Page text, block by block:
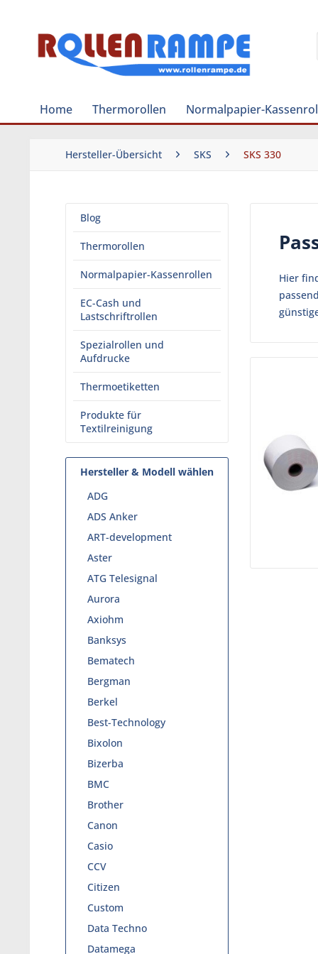
Home Thermorollen Normalpapier-
Hersteller-Übersicht SKS SKS 330
Blog
Thermorollen
Normalpapier-Kassenrollen
EC-Cash und
Lastschriftrollen
Spezialrollen und
Aufdrucke
Thermoetiketten
Produkte für
Textilreinigung
Hersteller & Modell wählen
ADG
ADS Anker
ART-development
Aster
ATG Telesignal
Aurora
Axiohm
Banksys
Bematech
Bergman
Berkel
Best-Technology
Bixolon
Bizerba
BMC
Brother
Canon
Casio
CCV
Citizen
Custom
Data Techno
Datamega
Hier